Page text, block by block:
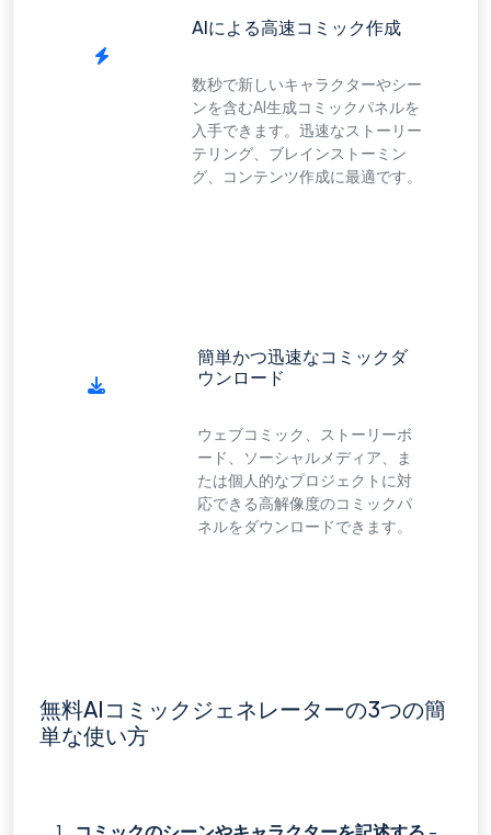
AIによる高速コミック作成
数秒で新しいキャラクターやシー
ンを含むAI生成コミックパネルを
入手できます。迅速なストーリー
テリング、ブレインストーミン
グ、コンテンツ作成に最適です。
簡単かつ迅速なコミックダ
ウンロード
ウェブコミック、ストーリーボ
ード、ソーシャルメディア、ま
たは個人的なプロジェクトに対
応できる高解像度のコミックパ
ネルをダウンロードできます。
無料AIコミックジェネレーターの3つの簡
単な使い方